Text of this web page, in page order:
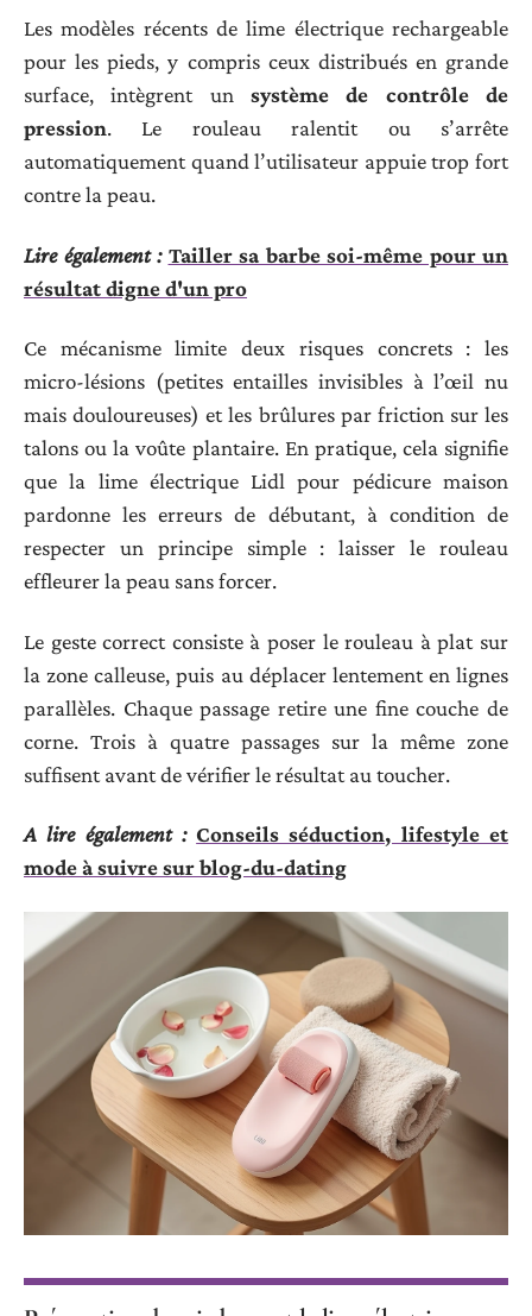
Les modèles récents de lime électrique rechargeable
pour les pieds, y compris ceux distribués en grande
surface, intègrent un système de contrôle de
pression. Le rouleau ralentit ou s’arrête
automatiquement quand l’utilisateur appuie trop fort
contre la peau.
Lire également : Tailler sa barbe soi-même pour un
résultat digne d'un pro
Ce mécanisme limite deux risques concrets : les
micro-lésions (petites entailles invisibles à l’œil nu
mais douloureuses) et les brûlures par friction sur les
talons ou la voûte plantaire. En pratique, cela signifie
que la lime électrique Lidl pour pédicure maison
pardonne les erreurs de débutant, à condition de
respecter un principe simple : laisser le rouleau
effleurer la peau sans forcer.
Le geste correct consiste à poser le rouleau à plat sur
la zone calleuse, puis au déplacer lentement en lignes
parallèles. Chaque passage retire une fine couche de
corne. Trois à quatre passages sur la même zone
suffisent avant de vérifier le résultat au toucher.
A lire également : Conseils séduction, lifestyle et
mode à suivre sur blog-du-dating